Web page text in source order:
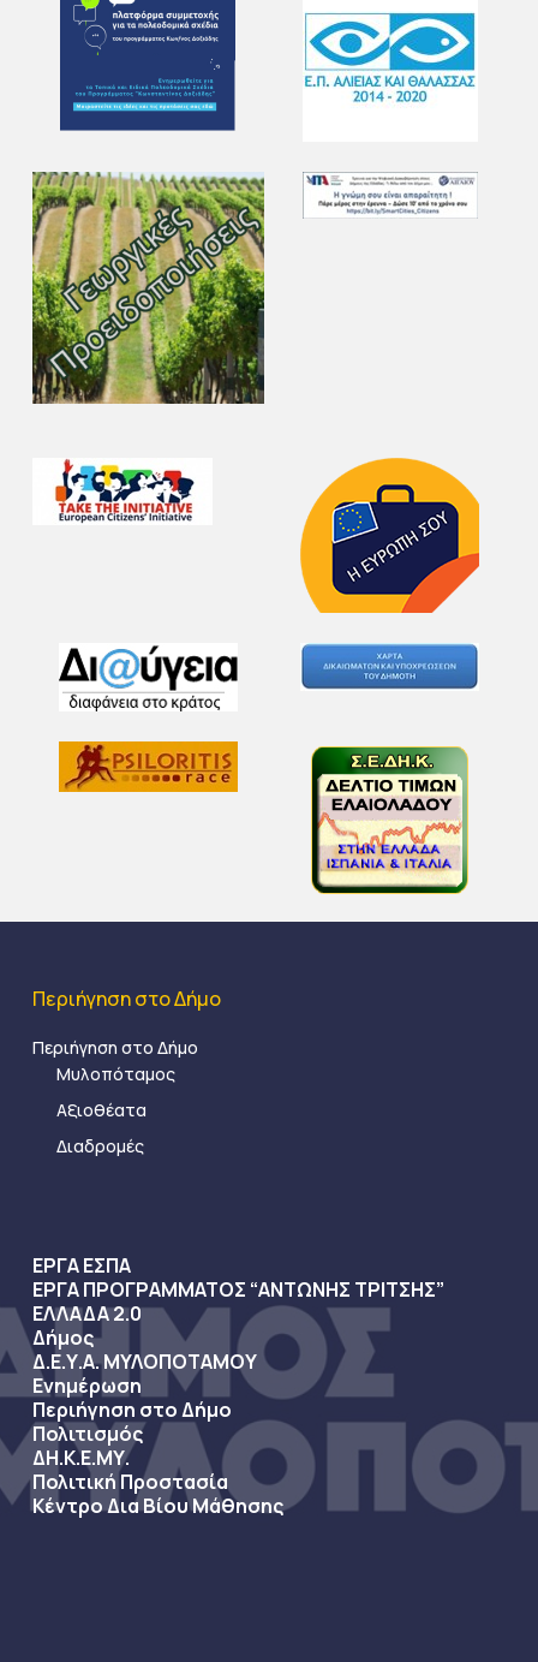
Περιήγηση στο Δήμο
Περιήγηση στο Δήμο
Μυλοπόταμος
Αξιοθέατα
Διαδρομές
ΕΡΓΑ ΕΣΠΑ
ΕΡΓΑ ΠΡΟΓΡΑΜΜΑΤΟΣ “ΑΝΤΩΝΗΣ ΤΡΙΤΣΗΣ”
ΕΛΛΑΔΑ 2.0
Δήμος
Δ.Ε.Υ.Α. ΜΥΛΟΠΟΤΑΜΟΥ
Ενημέρωση
Περιήγηση στο Δήμο
Πολιτισμός
ΔΗ.Κ.Ε.ΜΥ.
Πολιτική Προστασία
Κέντρο Δια Βίου Μάθησης